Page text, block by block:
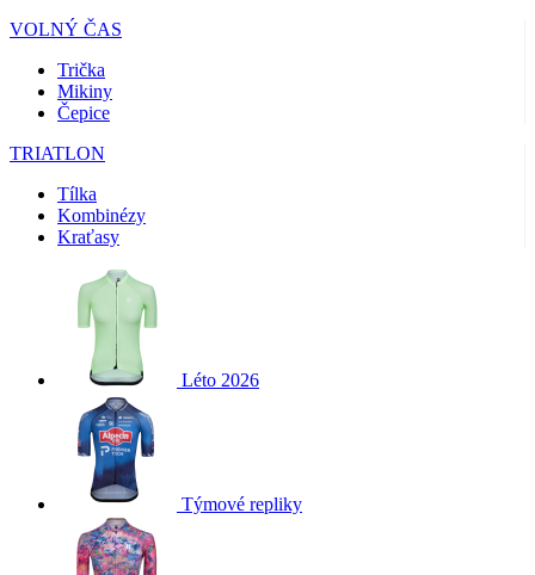
VOLNÝ ČAS
Trička
Mikiny
Čepice
TRIATLON
Tílka
Kombinézy
Kraťasy
Léto 2026
Týmové repliky